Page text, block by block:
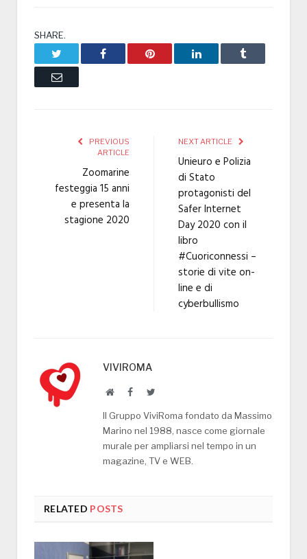
SHARE.
Facebook Pinterest LinkedIn Tumblr
Email
PREVIOUS
ARTICLE
Zoomarine
festeggia 15 anni
e presenta la
stagione 2020
NEXT ARTICLE
Unieuro e Polizia
di Stato
protagonisti del
Safer Internet
Day 2020 con il
libro
#Cuoriconnessi –
storie di vite on-
line e di
cyberbullismo
VIVIROMA
WebsiteFacebookTwitter
Il Gruppo ViviRoma fondato da Massimo
Marino nel 1988, nasce come giornale
murale per ampliarsi nel tempo in un
magazine, TV e WEB.
RELATED POSTS